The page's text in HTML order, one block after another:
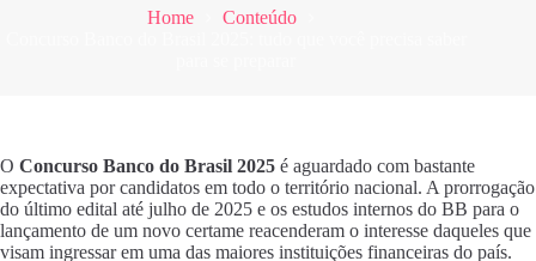
Home
Conteúdo
O Concurso Banco do Brasil 2025 é aguardado com bastante
expectativa por candidatos em todo o território nacional. A prorrogação
do último edital até julho de 2025 e os estudos internos do BB para o
lançamento de um novo certame reacenderam o interesse daqueles que
visam ingressar em uma das maiores instituições financeiras do país.